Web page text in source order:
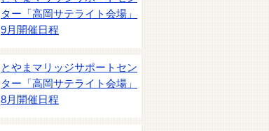
ター「高岡サテライト会場」
9月開催日程
とやまマリッジサポートセン
ター「高岡サテライト会場」
8月開催日程